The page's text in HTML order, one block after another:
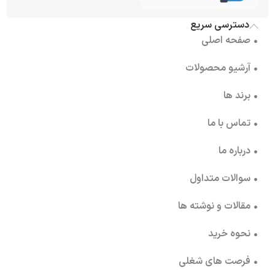
دسترسی سریع
• صفحه اصلی
• آرشیو محصولات
• برند ها
• تماس با ما
• درباره ما
• سوالات متداول
• مقالات و نوشته ها
• نحوه خرید
• فرصت های شغلی